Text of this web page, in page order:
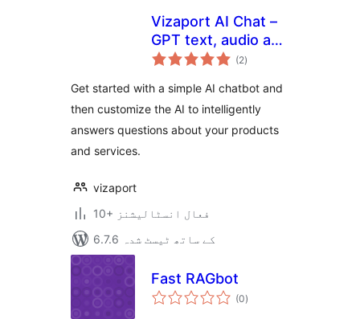
Vizaport AI Chat –
GPT text, audio and
visual bots
(2مجموعی
درجہ
)
Get started with a simple AI chatbot and
then customize the AI to intelligently
answers questions about your products
and services.
vizaport
10+ فعال انسٹالیشنز
6.7.6 کے ساتھ ٹیسٹ شدہ
Fast RAGbot
(0مجموعی
درجہ
)